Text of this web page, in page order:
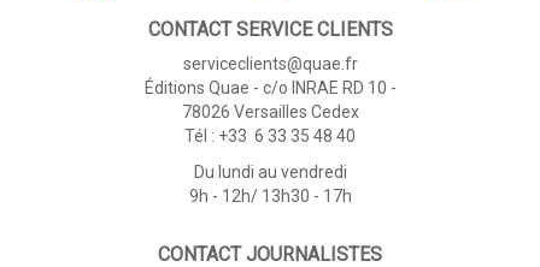
CONTACT SERVICE CLIENTS
serviceclients@quae.fr
Éditions Quae - c/o INRAE RD 10 -
78026 Versailles Cedex
Tél : +33 6 33 35 48 40
Du lundi au vendredi
9h - 12h/ 13h30 - 17h
CONTACT JOURNALISTES